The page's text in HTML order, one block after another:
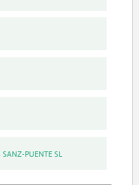
PUENTE SL